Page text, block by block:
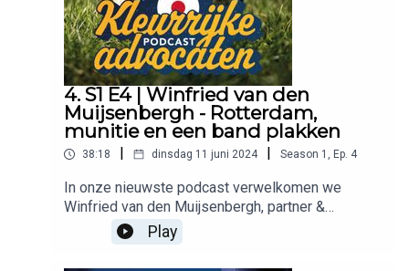
4. S1 E4 | Winfried van den
Muijsenbergh - Rotterdam,
munitie en een band plakken
38:18 dinsdag 11 juni 2024 Season 1 , Ep. 4
In onze nieuwste podcast verwelkomen we
Winfried van den Muijsenbergh, partner &
advocaat bij AKD, die zijn toga even aan de
kapstok hangt om persoonlijke verhalen en
anekdotes uit het bedrijfsleven te delen. Luister
Play